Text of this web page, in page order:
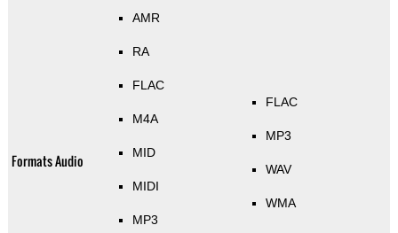
Formats Audio
AMR
RA
FLAC
M4A
MID
MIDI
MP3
FLAC
MP3
WAV
WMA